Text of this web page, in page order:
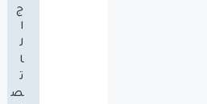
ج
ا
ل
ا
ت
ص